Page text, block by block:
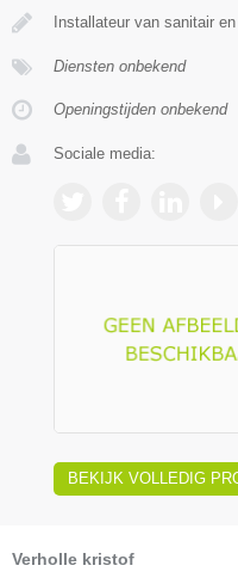
Installateur van sanitair
Diensten onbekend
Openingstijden onbekend
Sociale media:
BEKIJK VOLLEDIG
Verholle kristof